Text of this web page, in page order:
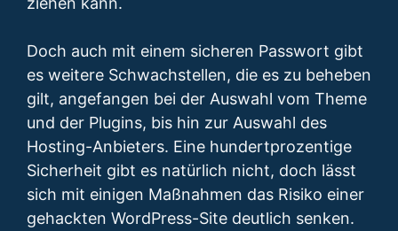
Doch auch mit einem sicheren Passwort gibt
es weitere Schwachstellen, die es zu beheben
gilt, angefangen bei der Auswahl vom Theme
und der Plugins, bis hin zur Auswahl des
Hosting-Anbieters. Eine hundertprozentige
Sicherheit gibt es natürlich nicht, doch lässt
sich mit einigen Maßnahmen das Risiko einer
gehackten WordPress-Site deutlich senken.